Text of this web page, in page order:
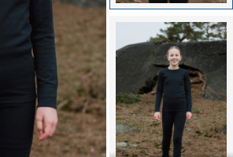
LAVPRIS